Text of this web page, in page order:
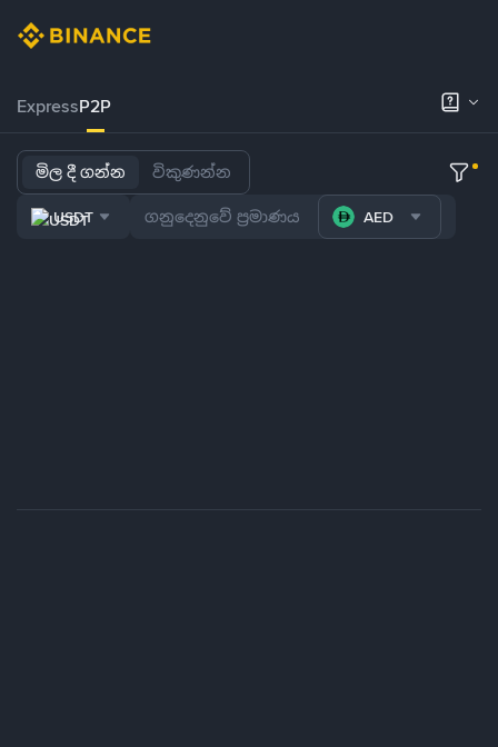
ExpressP2P
මිල දී ගන්න විකුණන්න
USDT AED